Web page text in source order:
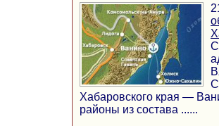
Хабаровского края —
районы из состава ......